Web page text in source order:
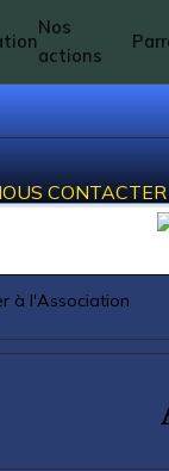
Nos
actions
CONTACTER
à l'Association